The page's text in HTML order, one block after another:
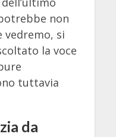
non
vedremo, si
la voce
tuttavia
da